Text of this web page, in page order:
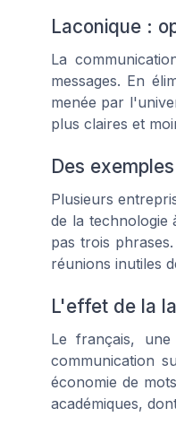
Laconique :
La
messages. En
menée par
plus claires et
Des
Plusieurs
de la technologie
pas trois
réunions inutiles
L'effet de la
Le français,
communication
économie de
académiques,